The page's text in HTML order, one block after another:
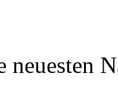
neuesten